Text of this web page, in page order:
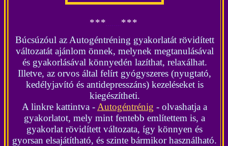
*** ***
Búcsúzóul az Autogéntréning gyakorlatát rövidített
változatát ajánlom önnek, melynek megtanulásával
és gyakorlásával könnyedén lazíthat, relaxálhat.
Illetve, az orvos által felírt gyógyszeres (nyugtató,
kedélyjavító és antidepresszáns) kezeléseket is
kiegészítheti.
A linkre kattintva - Autogéntrénig - olvashatja a
gyakorlatot, mely mint fentebb említettem is, a
gyakorlat rövidített változata, így könnyen és
gyorsan elsajátítható, és szinte bármikor használható.